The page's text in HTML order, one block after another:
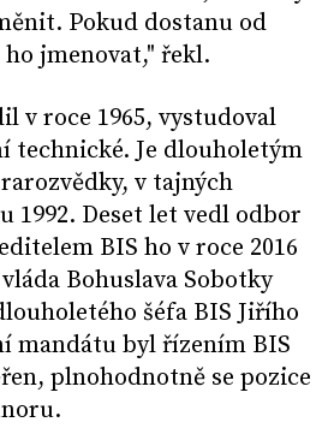
Pokud dostanu od
jmenovat," řekl.
v roce 1965, vystudoval
technické. Je dlouholetým
v tajných
1992. Deset let vedl odbor
BIS ho v roce 2016
Bohuslava Sobotky
šéfa BIS Jiřího
mandátu byl řízením BIS
plnohodnotně se pozice